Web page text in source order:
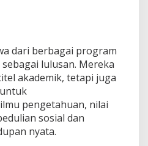
dari berbagai program
lulusan. Mereka
akademik, tetapi juga
pengetahuan, nilai
sosial dan
nyata.